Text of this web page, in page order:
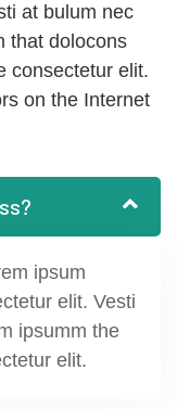
at bulum nec
that dolocons
consectetur elit.
on the Internet
ipsum
elit. Vesti
ipsumm the
elit.